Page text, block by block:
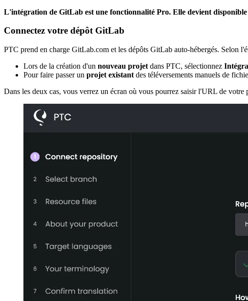
L'intégration de GitLab est une fonctionnalité Pro. Elle devient
Connectez votre dépôt GitLab
PTC prend en charge GitLab.com et les dépôts GitLab auto-hébergés. Selon
Lors de la création d'un nouveau projet dans PTC, sélectionnez
Pour faire passer un projet existant des téléversements manuels de
Dans les deux cas, vous verrez un écran où vous pourrez saisir l'URL de